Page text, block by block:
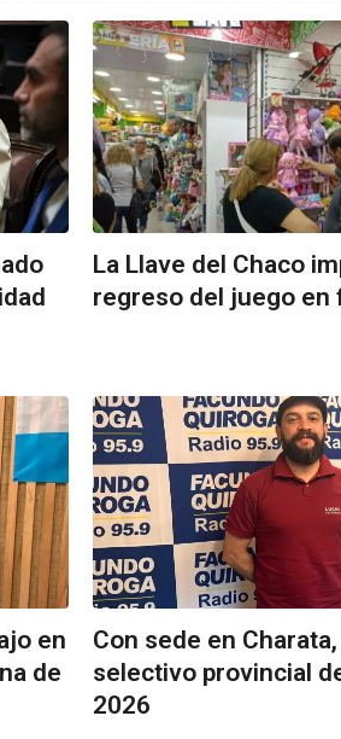
La Llave del Chaco
regreso del juego en
en
de
Con sede en
selectivo provincial
2026